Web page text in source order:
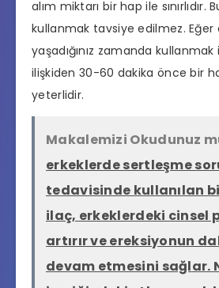
alım miktarı bir hap ile sınırlıdır.
kullanmak tavsiye edilmez. Eğer
yaşadığınız zamanda
ilişkiden 30-60 dakika önce bir
yeterlidir.
Makalemizi Okudunuz
erkeklerde sertleşme
tedavisinde kullanılan
ilaç, erkeklerdeki cinsel
artırır ve ereksiyonun
devam etmesini sağlar.